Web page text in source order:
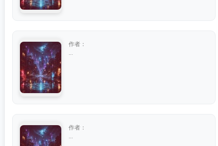
作者：
作者：